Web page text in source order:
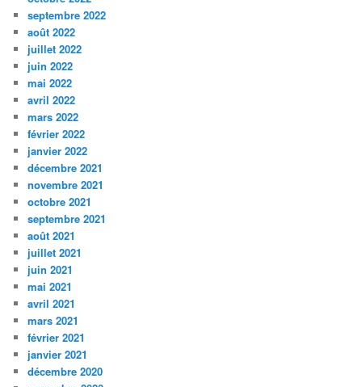
septembre 2022
août 2022
juillet 2022
juin 2022
mai 2022
avril 2022
mars 2022
février 2022
janvier 2022
décembre 2021
novembre 2021
octobre 2021
septembre 2021
août 2021
juillet 2021
juin 2021
mai 2021
avril 2021
mars 2021
février 2021
janvier 2021
décembre 2020